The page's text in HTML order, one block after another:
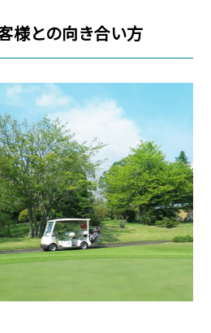
様との向き合い方